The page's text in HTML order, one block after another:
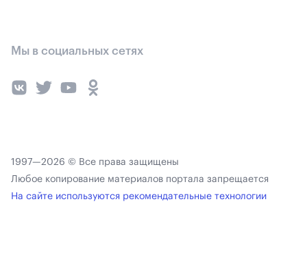
Мы в социальных сетях
1997—2026 © Все права защищены
Любое копирование материалов портала запрещается
На сайте используются рекомендательные технологии